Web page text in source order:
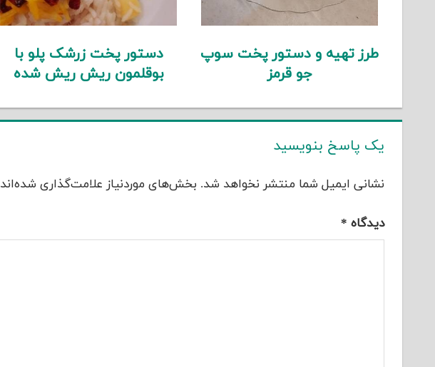
طرز تهیه و دستور پخت سوپ
جو قرمز
دستور پخت زرشک پلو با
بوقلمون ریش ریش شده
یک پاسخ بنویسید
نشانی ایمیل شما منتشر نخواهد شد. بخش‌های موردنیاز علامت‌گذاری شده‌اند
دیدگاه *